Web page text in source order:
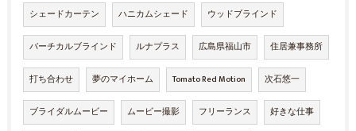
シェードカーテン ハニカムシェード ウッドブラインド
バーチカルブラインド ルナプラス 広島県福山市 住居兼事務所
打ち合わせ 夢のマイホーム Tomato Red Motion 次石悠一
ブライダルムービー ムービー撮影 フリーランス 好きな仕事